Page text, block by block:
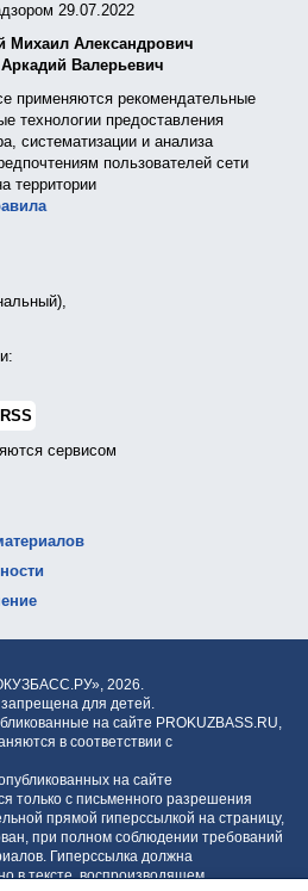
29.07.2022
Михаил Александрович
Валерьевич
применяются рекомендательные
технологии предоставления
систематизации и анализа
пользователей сети
территории
RSS
сервисом
2026.
для детей.
на сайте PROKUZBASS.RU,
в соответствии с
на сайте
только с письменного разрешения
прямой гиперссылкой на страницу,
при полном соблюдении требований
Гиперссылка должна
в тексте, воспроизводящем